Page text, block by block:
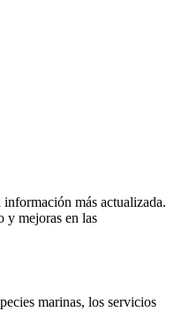
más actualizada.
y mejoras en las
marinas, los servicios